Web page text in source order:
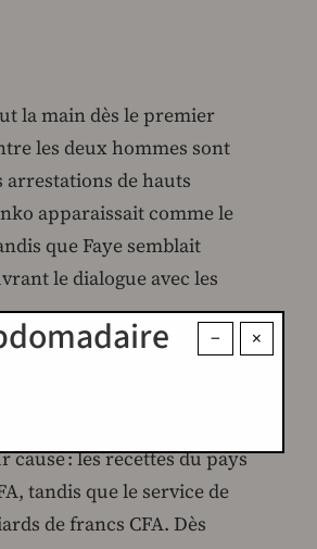
la main dès le premier
les deux hommes sont
de hauts
apparaissait comme le
que Faye semblait
le dialogue avec les
laissée par le
l’avis unanime de
cause : les recettes du pays
tandis que le service de
de francs CFA. Dès
×
−